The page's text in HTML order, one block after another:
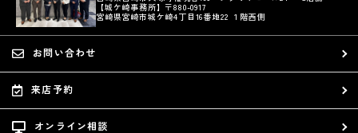
【城ケ崎事務所】〒880-0917
宮崎県宮崎市城ケ崎4丁目16番地22 １階西側
お問い合わせ
来店予約
オンライン相談